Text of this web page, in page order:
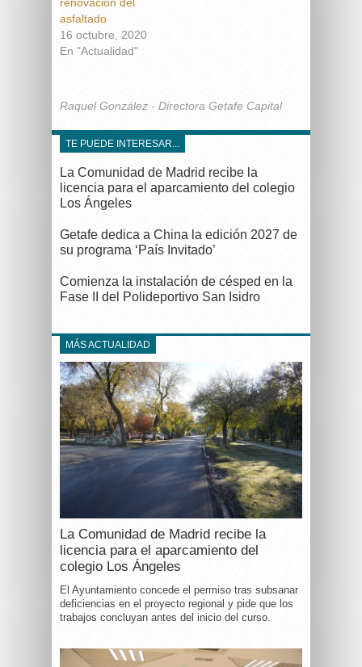
asfaltado
16 octubre, 2020
En "Actualidad"
Raquel González - Directora Getafe Capital
TE PUEDE INTERESAR...
La Comunidad de Madrid recibe la
licencia para el aparcamiento del colegio
Los Ángeles
Getafe dedica a China la edición 2027 de
su programa ‘País Invitado’
Comienza la instalación de césped en la
Fase II del Polideportivo San Isidro
MÁS ACTUALIDAD
La Comunidad de Madrid recibe la
licencia para el aparcamiento del
colegio Los Ángeles
El Ayuntamiento concede el permiso tras subsanar
deficiencias en el proyecto regional y pide que los
trabajos concluyan antes del inicio del curso.